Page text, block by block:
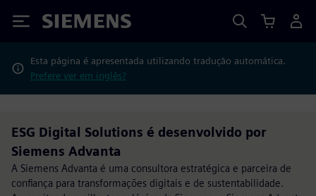
Siemens
Esta página é apresentada utilizando tradução automática.
Prefere ver em inglês?
ESG Digital Solutions é desenvolvido por
Siemens Advanta
A Siemens Advanta é uma consultora estratégica e parceira de
confiança para transformações digitais e de sustentabilidade.